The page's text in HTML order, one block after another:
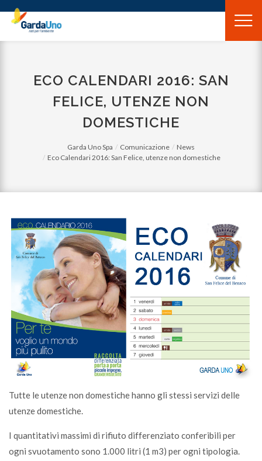
Gardauno
Spa
ECO CALENDARI 2016: SAN
FELICE, UTENZE NON
DOMESTICHE
Garda Uno Spa Comunicazione
News
Eco Calendari 2016: San Felice, utenze non domestiche
Tutte le utenze non domestiche hanno gli stessi servizi delle
utenze domestiche.
I quantitativi massimi di rifiuto differenziato conferibili per
ogni svuotamento sono 1.000 litri (1 m3) per ogni tipologia.